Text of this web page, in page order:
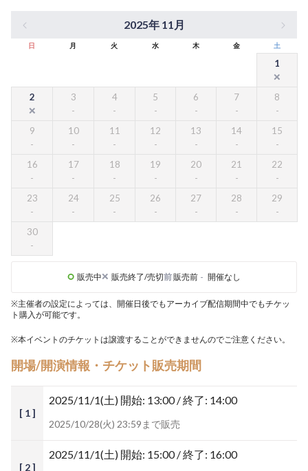
2025年 11月
日 月 火 水 木 金 土
1
2 3 4 5 6 7 8
9 10 11 12 13 14 15
16 17 18 19 20 21 22
23 24 25 26 27 28 29
30
販売中 販売終了/売切前販売前 - 開催なし
※主催者の設定によっては、開催日後でもアーカイブ配信期間中でもチケッ
ト購入が可能です。
※本イベントのチケットは譲渡することができませんのでご注意ください。
開場/開演情報・チケット販売期間
[ 1 ]
2025/11/1(土) 開始: 13:00 / 終了: 14:00
2025/10/28(火) 23:59まで販売
[ 2 ]
2025/11/1(土) 開始: 15:00 / 終了: 16:00